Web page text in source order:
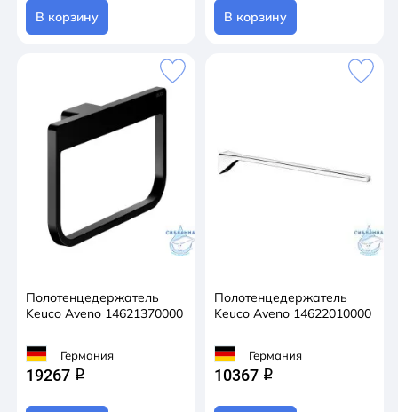
В корзину В корзину
Полотенцедержатель
Keuco Aveno 14621370000
Германия
19267 q
Полотенцедержатель
Keuco Aveno 14622010000
Германия
10367 q